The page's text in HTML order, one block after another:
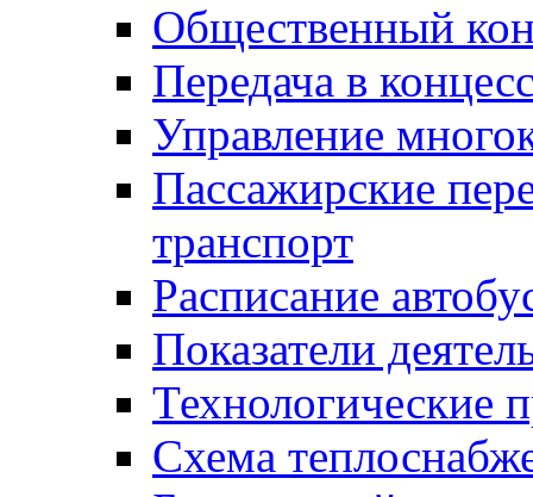
Общественный
Передача в
Управление
Пассажирские
транспорт
Расписание
Показатели
Технологические
Схема